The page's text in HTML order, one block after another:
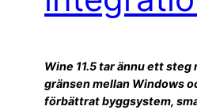
Wine 11.5 tar ännu ett
gränsen mellan Windows
förbättrat byggsystem,